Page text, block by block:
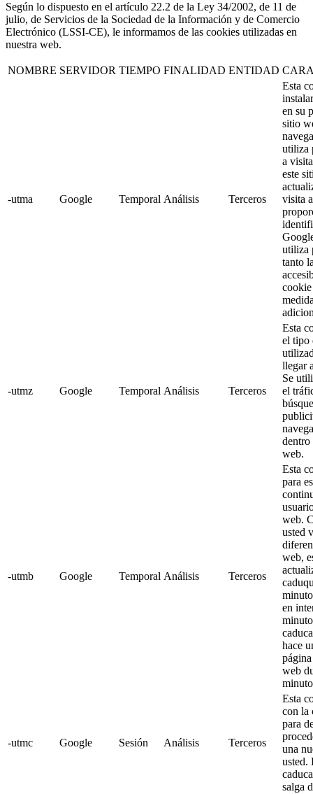
Según lo dispuesto en el artículo 22.2 de la Ley 34/2002, de 11 de
julio, de Servicios de la Sociedad de la Información y de Comercio
Electrónico (LSSI-CE), le informamos de las cookies utilizadas en
nuestra web.
NOMBRE SERVIDOR TIEMPO FINALIDAD ENTIDAD
-utma Google Temporal Análisis Terceros
Esta
en su
sitio
utiliza
a
este
visita
utiliza
tanto
-utmz Google Temporal Análisis Terceros
Esta
el tipo
llegar
Se
el
dentro
web.
-utmb Google Temporal Análisis Terceros
Esta
para
web.
usted
web,
en
hace
web
-utmc Google Sesión Análisis Terceros
Esta
con la
para
una
usted.
salga